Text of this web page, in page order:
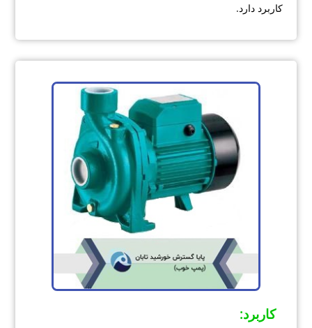
کاربرد دارد.
کاربرد: